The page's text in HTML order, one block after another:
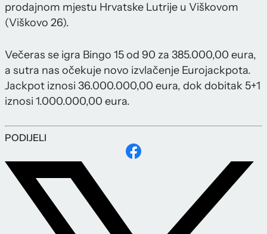
prodajnom mjestu Hrvatske Lutrije u Viškovom
(Viškovo 26).
Večeras se igra Bingo 15 od 90 za 385.000,00 eura,
a sutra nas očekuje novo izvlačenje Eurojackpota.
Jackpot iznosi 36.000.000,00 eura, dok dobitak 5+1
iznosi 1.000.000,00 eura.
PODIJELI